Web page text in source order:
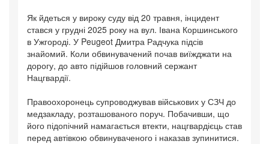
Як йдеться у вироку суду від 20 травня, інцидент
стався у грудні 2025 року на вул. Івана Коршинського
в Ужгороді. У Peugeot Дмитра Радчука підсів
знайомий. Коли обвинувачений почав виїжджати на
дорогу, до авто підійшов головний сержант
Нацгвардії.
Правоохоронець супроводжував військових у СЗЧ до
медзакладу, розташованого поруч. Побачивши, що
його підопічний намагається втекти, нацгвардієць став
перед автівкою обвинуваченого і наказав зупинитися.